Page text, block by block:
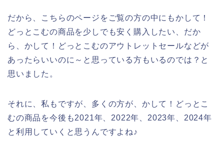
だから、こちらのページをご覧の方の中にもかして！
どっとこむの商品を少しでも安く購入したい、だか
ら、かして！どっとこむのアウトレットセールなどが
あったらいいのに～と思っている方もいるのでは？と
思いました。
それに、私もですが、多くの方が、かして！どっとこ
むの商品を今後も2021年、2022年、2023年、2024年
と利用していくと思うんですよね♪